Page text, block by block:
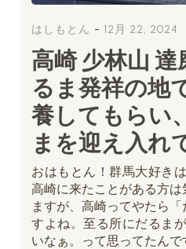
はしもとん - 12月 22, 2024
高崎 少林山
るま発祥の地
養してもらい
まを迎え入れ
おはもとん！群馬大好き
高崎に来たことがある方
ますが、高崎ってやたら
すよね。至る所にだるま
いなぁ。って思ってたんで